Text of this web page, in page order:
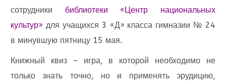
сотрудники библиотеки «Центр национальных
культур» для учащихся 3 «Д» класса гимназии № 24
в минувшую пятницу 15 мая.
Книжный квиз – игра, в которой необходимо не
только знать точно, но и применять эрудицию,